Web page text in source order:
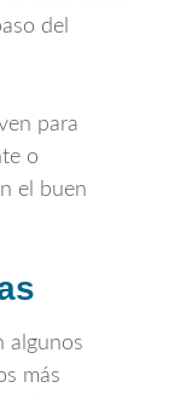
del
para
o
el buen
algunos
más